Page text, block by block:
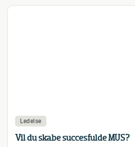
Ledelse
Vil du skabe succesfulde MUS?